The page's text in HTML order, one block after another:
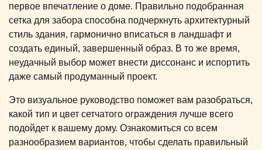
первое впечатление о доме. Правильно подобранная
сетка для забора способна подчеркнуть архитектурный
стиль здания, гармонично вписаться в ландшафт и
создать единый, завершенный образ. В то же время,
неудачный выбор может внести диссонанс и испортить
даже самый продуманный проект.
Это визуальное руководство поможет вам разобраться,
какой тип и цвет сетчатого ограждения лучше всего
подойдет к вашему дому. Ознакомиться со всем
разнообразием вариантов, чтобы сделать правильный